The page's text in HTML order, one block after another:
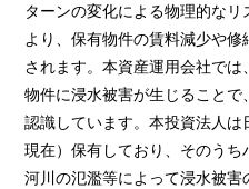
ターンの変化による物理的な
より、保有物件の賃料減少や
されます。本資産運用会社で
物件に浸水被害が生じること
認識しています。本投資法人
現在）保有しており、そのうち
河川の氾濫等によって浸水被